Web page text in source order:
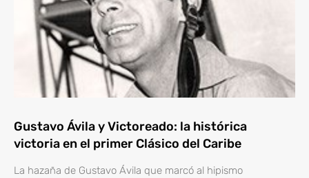
Gustavo Ávila y Victoreado: la histórica
victoria en el primer Clásico del Caribe
La hazaña de Gustavo Ávila que marcó al hipismo